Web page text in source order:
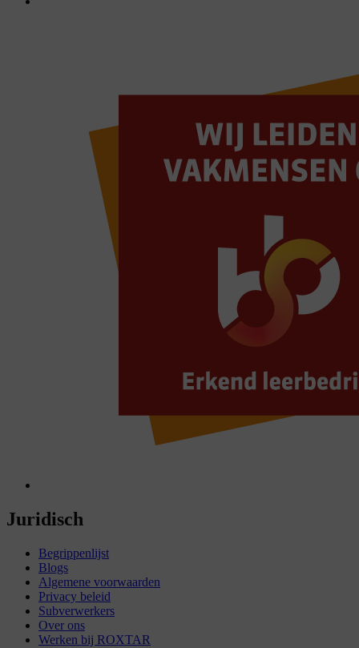
Juridisch
Begrippenlijst
Blogs
Algemene voorwaarden
Privacy beleid
Subverwerkers
Over ons
Werken bij ROXTAR